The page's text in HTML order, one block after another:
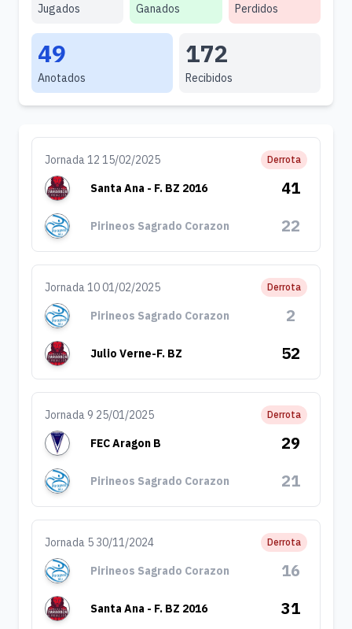
Jugados Ganados Perdidos
49
Anotados
172
Recibidos
Jornada 12 15/02/2025 Derrota
Santa Ana - F. BZ 2016 41
Pirineos Sagrado Corazon 22
Jornada 10 01/02/2025 Derrota
Pirineos Sagrado Corazon 2
Julio Verne-F. BZ 52
Jornada 9 25/01/2025 Derrota
FEC Aragon B 29
Pirineos Sagrado Corazon 21
Jornada 5 30/11/2024 Derrota
Pirineos Sagrado Corazon 16
Santa Ana - F. BZ 2016 31